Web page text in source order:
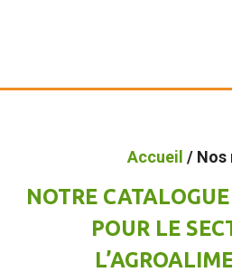
Accueil / Nos
NOTRE
POUR LE